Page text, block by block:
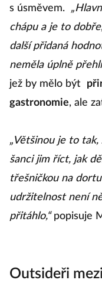
s úsměvem.
chápu a je to
další přidaná
neměla úplně
jež by mělo být
gastronomie, ale
„Většinou je to
šanci jim říct, jak
třešničkou na
udržitelnost není
přitáhlo,“popisuje
Outsideři